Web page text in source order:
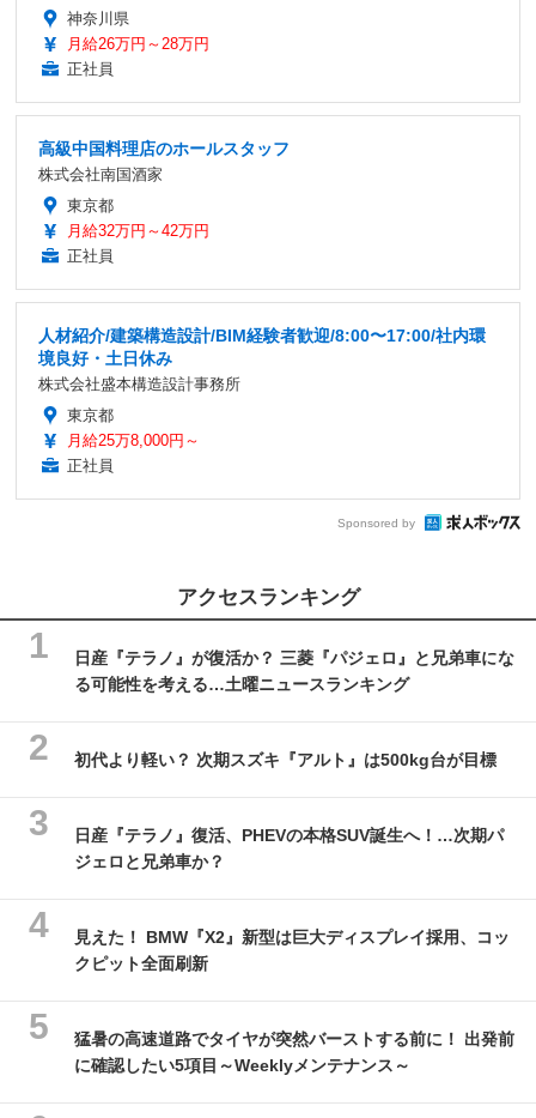
神奈川県
月給26万円～28万円
正社員
高級中国料理店のホールスタッフ
株式会社南国酒家
東京都
月給32万円～42万円
正社員
人材紹介/建築構造設計/BIM経験者歓迎/8:00〜17:00/社内環
境良好・土日休み
株式会社盛本構造設計事務所
東京都
月給25万8,000円～
正社員
Sponsored by
アクセスランキング
日産『テラノ』が復活か？ 三菱『パジェロ』と兄弟車にな
る可能性を考える…土曜ニュースランキング
初代より軽い？ 次期スズキ『アルト』は500kg台が目標
日産『テラノ』復活、PHEVの本格SUV誕生へ！…次期パ
ジェロと兄弟車か？
見えた！ BMW『X2』新型は巨大ディスプレイ採用、コッ
クピット全面刷新
猛暑の高速道路でタイヤが突然バーストする前に！ 出発前
に確認したい5項目～Weeklyメンテナンス～